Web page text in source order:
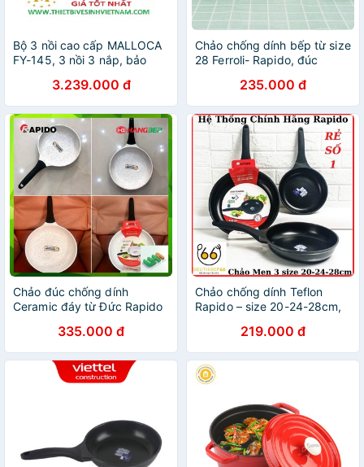
Bộ 3 nồi cao cấp MALLOCA
FY-145, 3 nồi 3 nắp, bảo
3.239.000 đ
Chảo chống dính bếp từ size
28 Ferroli- Rapido, đúc
Đức Đáy chấm size 28cm
(LOẠI RẺ)
235.000 đ
Chảo đúc chống dính
Ceramic đáy từ Đức Rapido
chính hãng335.000 đ
Chảo chống dính Teflon
Rapido – size 20-24-28cm,
từ, bếp điện, chịu nhiệt lên
tới 500 độ
219.000 đ